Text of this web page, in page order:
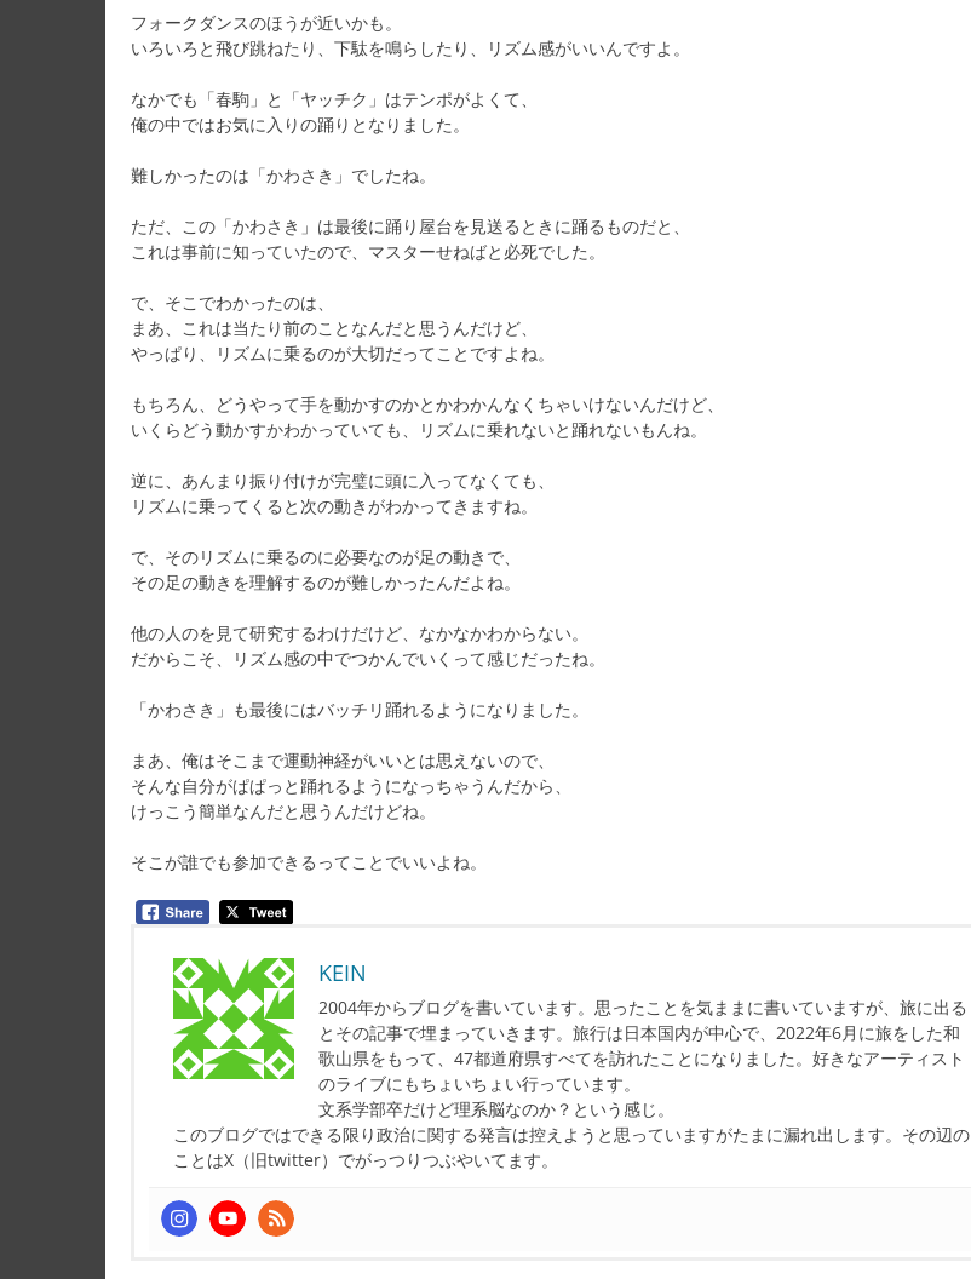
フォークダンスのほうが近いかも。
いろいろと飛び跳ねたり、下駄を鳴らしたり、リズム感がいいんですよ。
なかでも「春駒」と「ヤッチク」はテンポがよくて、
俺の中ではお気に入りの踊りとなりました。
難しかったのは「かわさき」でしたね。
ただ、この「かわさき」は最後に踊り屋台を見送るときに踊るものだと、
これは事前に知っていたので、マスターせねばと必死でした。
で、そこでわかったのは、
まあ、これは当たり前のことなんだと思うんだけど、
やっぱり、リズムに乗るのが大切だってことですよね。
もちろん、どうやって手を動かすのかとかわかんなくちゃいけないんだけど、
いくらどう動かすかわかっていても、リズムに乗れないと踊れないもんね。
逆に、あんまり振り付けが完璧に頭に入ってなくても、
リズムに乗ってくると次の動きがわかってきますね。
で、そのリズムに乗るのに必要なのが足の動きで、
その足の動きを理解するのが難しかったんだよね。
他の人のを見て研究するわけだけど、なかなかわからない。
だからこそ、リズム感の中でつかんでいくって感じだったね。
「かわさき」も最後にはバッチリ踊れるようになりました。
まあ、俺はそこまで運動神経がいいとは思えないので、
そんな自分がぱぱっと踊れるようになっちゃうんだから、
けっこう簡単なんだと思うんだけどね。
そこが誰でも参加できるってことでいいよね。
KEIN
2004年からブログを書いています。思ったことを気ままに書いていますが、旅に出る
とその記事で埋まっていきます。旅行は日本国内が中心で、2022年6月に旅をした和
歌山県をもって、47都道府県すべてを訪れたことになりました。好きなアーティスト
のライブにもちょいちょい行っています。
文系学部卒だけど理系脳なのか？という感じ。
このブログではできる限り政治に関する発言は控えようと思っていますがたまに漏れ出します。その辺の
ことはX（旧twitter）でがっつりつぶやいてます。